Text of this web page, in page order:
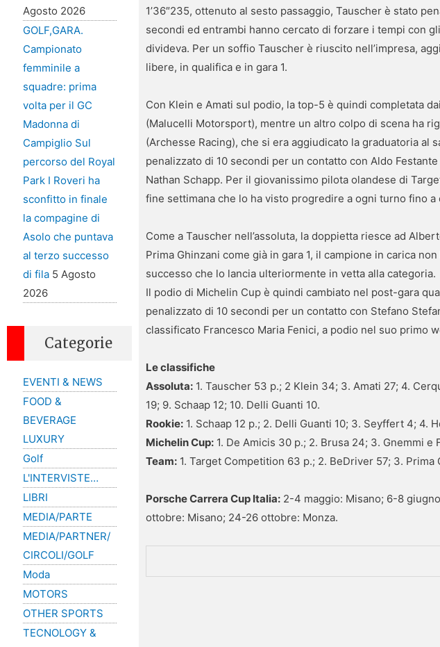
Agosto 2026
GOLF,GARA.
Campionato
femminile a
squadre: prima
volta per il GC
Madonna di
Campiglio Sul
percorso del Royal
Park I Roveri ha
sconfitto in finale
la compagine di
Asolo che puntava
al terzo successo
di fila 5 Agosto
2026
Categorie
EVENTI & NEWS
FOOD &
BEVERAGE
LUXURY
Golf
L'INTERVISTE…
LIBRI
MEDIA/PARTE
MEDIA/PARTNER/
CIRCOLI/GOLF
Moda
MOTORS
OTHER SPORTS
TECNOLOGY &
1’36″235, ottenuto al sesto passaggio, Tauscher è stato
secondi ed entrambi hanno cercato di forzare i tempi con
divideva. Per un soffio Tauscher è riuscito nell’impresa,
libere, in qualifica e in gara 1.
Con Klein e Amati sul podio, la top-5 è quindi completata
(Malucelli Motorsport), mentre un altro colpo di scena ha
(Archesse Racing), che si era aggiudicato la graduatoria al
penalizzato di 10 secondi per un contatto con Aldo
Nathan Schapp. Per il giovanissimo pilota olandese di
fine settimana che lo ha visto progredire a ogni turno fino
Come a Tauscher nell’assoluta, la doppietta riesce ad
Prima Ghinzani come già in gara 1, il campione in carica
successo che lo lancia ulteriormente in vetta alla categoria.
Il podio di Michelin Cup è quindi cambiato nel post-gara
penalizzato di 10 secondi per un contatto con Stefano
classificato Francesco Maria Fenici, a podio nel suo primo
Le classifiche
Assoluta: 1. Tauscher 53 p.; 2 Klein 34; 3. Amati 27; 4.
19; 9. Schaap 12; 10. Delli Guanti 10.
Rookie: 1. Schaap 12 p.; 2. Delli Guanti 10; 3. Seyffert 4; 4.
Michelin Cup: 1. De Amicis 30 p.; 2. Brusa 24; 3. Gnemmi
Team: 1. Target Competition 63 p.; 2. BeDriver 57; 3.
Porsche Carrera Cup Italia: 2-4 maggio: Misano; 6-8
ottobre: Misano; 24-26 ottobre: Monza.